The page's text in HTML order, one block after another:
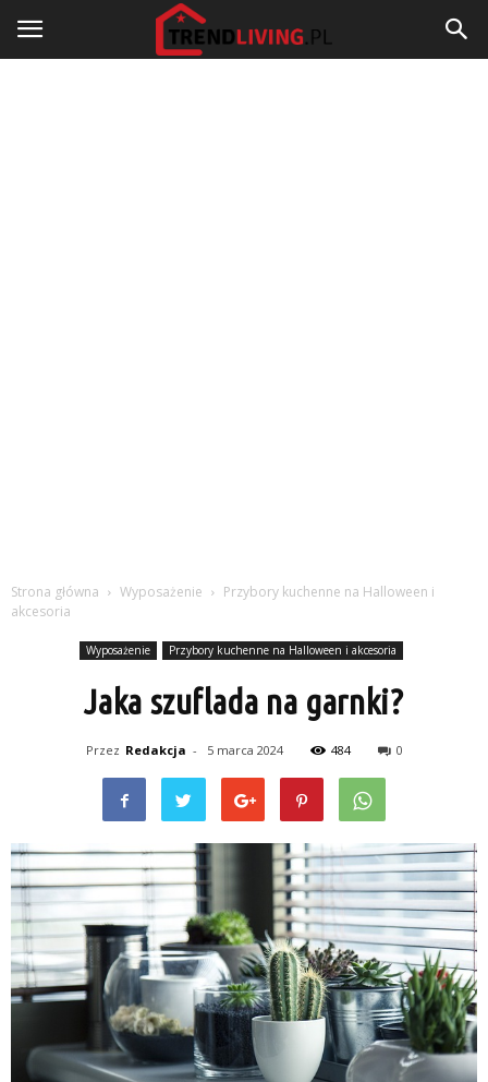
Strona główna Wyposażenie
Przybory kuchenne na Halloween i
akcesoria
Wyposażenie Przybory kuchenne na Halloween i akcesoria
Jaka szuflada na garnki?
Przez Redakcja - 5 marca 2024 484 0